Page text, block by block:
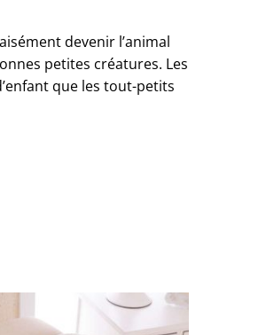
devenir l’animal
petites créatures. Les
que les tout-petits